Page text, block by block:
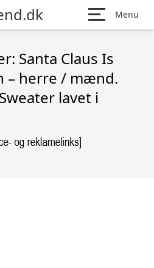
Menu
Santa Claus Is
– herre / mænd.
lavet i